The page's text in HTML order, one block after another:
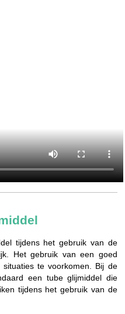
tijdens het gebruik van de
Het gebruik van een goed
te voorkomen. Bij de
een tube glijmiddel die
tijdens het gebruik van de